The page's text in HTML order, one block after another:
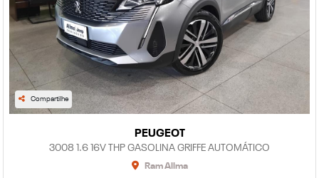
Compartilhe
PEUGEOT
3008 1.6 16V THP GASOLINA GRIFFE AUTOMÁTICO
Ram Allma